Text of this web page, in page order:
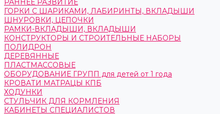
РАННЕЕ РАЗВИТИЕ
ГОРКИ С ШАРИКАМИ, ЛАБИРИНТЫ, ВКЛАДЫШИ
ШНУРОВКИ, ЦЕПОЧКИ
РАМКИ-ВКЛАДЫШИ, ВКЛАДЫШИ
КОНСТРУКТОРЫ И СТРОИТЕЛЬНЫЕ НАБОРЫ
ПОЛИДРОН
ДЕРЕВЯННЫЕ
ПЛАСТМАССОВЫЕ
ОБОРУДОВАНИЕ ГРУПП для детей от 1 года
КРОВАТИ МАТРАЦЫ КПБ
ХОДУНКИ
СТУЛЬЧИК ДЛЯ КОРМЛЕНИЯ
КАБИНЕТЫ СПЕЦИАЛИСТОВ